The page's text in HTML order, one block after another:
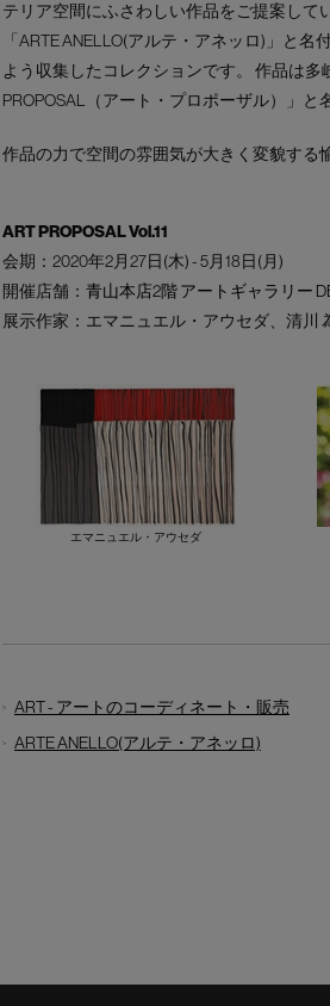
テリア空間にふさわしい作品をご提案して
「ARTE ANELLO(アルテ・アネッロ)」と
よう収集したコレクションです。 作品は多
PROPOSAL（アート・プロポーザル）」と
作品の力で空間の雰囲気が大きく変貌する
ART PROPOSAL Vol.11
会期：2020年2月27日(木) - 5月18日(月)
開催店舗： 青山本店2階 アートギャラリー
展示作家：エマニュエル・アウセダ、清
エマニュエル・アウセダ
ART - アートのコーディネート・販売
ARTE ANELLO(アルテ・アネッロ)